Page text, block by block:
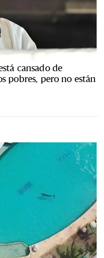
cansado de
pobres, pero no están